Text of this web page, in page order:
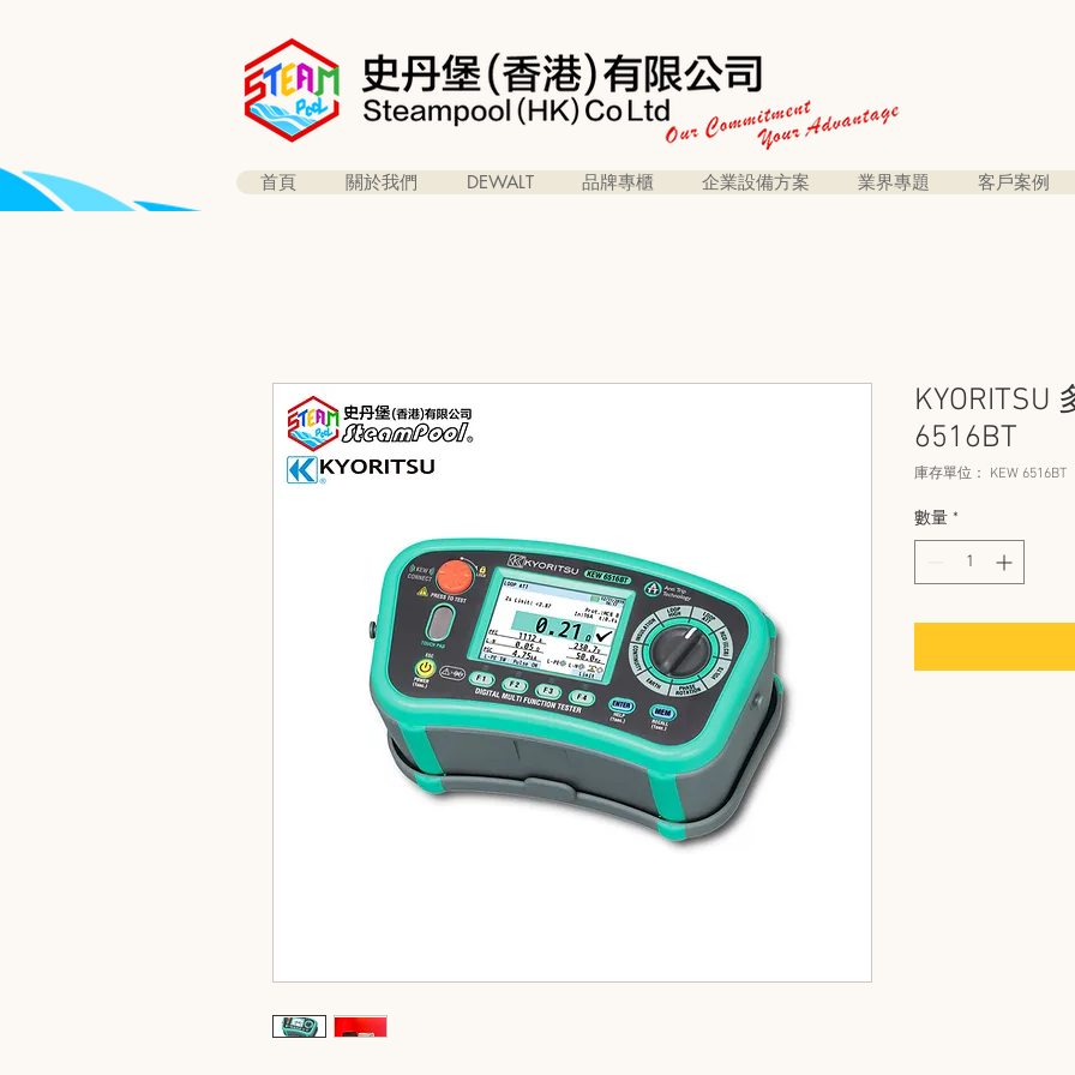
首頁 關於我們 DEWALT 品牌專櫃 企業設備方案 業界專題 客戶案例
KYORITSU
6516BT
庫存單位： KEW 6516BT
數量 *